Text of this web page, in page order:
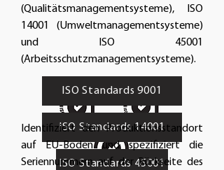
(Qualitätsmanagementsysteme), ISO
14001 (Umweltmanagementsysteme)
und ISO 45001
(Arbeitsschutzmanagementsysteme).
ISO Standards 9001
ISO Standards 14001
ISO Standards 45001
Identifiziert den Produktionsstandort
auf EU-Boden und spezifiziert die
Seriennummern auf der Rückseite des